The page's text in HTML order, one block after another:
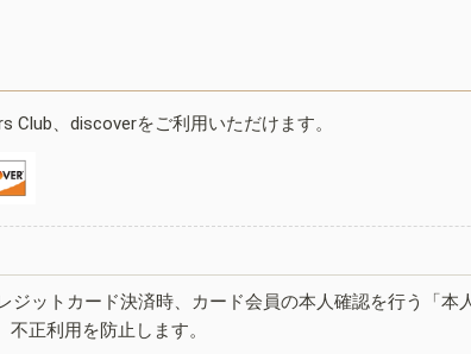
Club、discoverをご利用いただけます。
ジットカード決済時、カード会員の本人確認を行う「
正利用を防止します。